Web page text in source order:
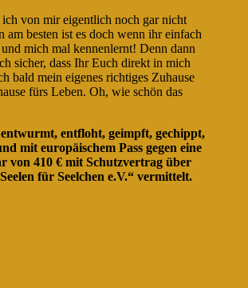
von mir eigentlich noch gar nicht
am besten ist es doch wenn ihr einfach
mich mal kennenlernt! Denn dann
sicher, dass Ihr Euch direkt in mich
bald mein eigenes richtiges Zuhause
fürs Leben. Oh, wie schön das
entfloht, geimpft, gechippt,
mit europäischem Pass gegen eine
von 410 € mit Schutzvertrag über
für Seelchen e.V.“ vermittelt.